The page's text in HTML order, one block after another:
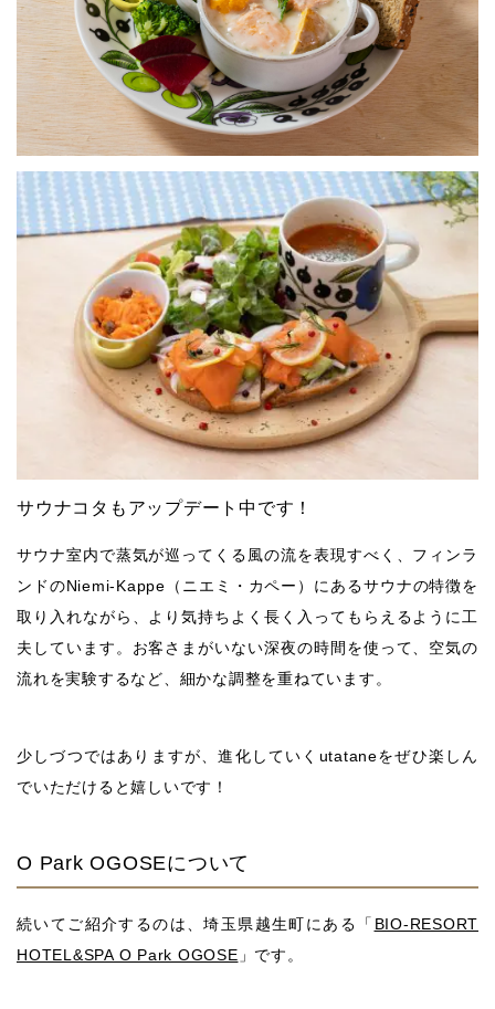
サウナコタもアップデート中です！
サウナ室内で蒸気が巡ってくる風の流を表現すべく、フィンラ
ンドのNiemi-Kappe（ニエミ・カペー）にあるサウナの特徴を
取り入れながら、より気持ちよく長く入ってもらえるように工
夫しています。お客さまがいない深夜の時間を使って、空気の
流れを実験するなど、細かな調整を重ねています。
少しづつではありますが、進化していくutataneをぜひ楽しん
でいただけると嬉しいです！
O Park OGOSEについて
続いてご紹介するのは、埼玉県越生町にある「 BIO-RESORT
HOTEL&SPA O Park OGOSE 」です。